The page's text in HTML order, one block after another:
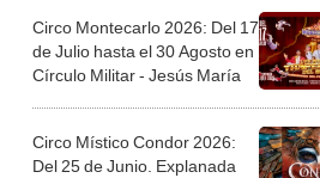
Circo Montecarlo 2026: Del 17
de Julio hasta el 30 Agosto en
Círculo Militar - Jesús María
Circo Místico Condor 2026:
Del 25 de Junio. Explanada